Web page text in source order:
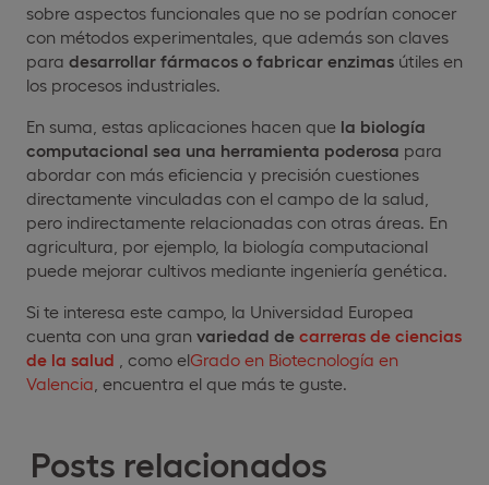
Posts relacionados
sobre aspectos funcionales que no se podrían conocer
con métodos experimentales, que además son claves
para desarrollar fármacos o fabricar enzimas útiles en
los procesos industriales.
En suma, estas aplicaciones hacen que la biología
computacional sea una herramienta poderosa para
abordar con más eficiencia y precisión cuestiones
directamente vinculadas con el campo de la salud,
pero indirectamente relacionadas con otras áreas. En
agricultura, por ejemplo, la biología computacional
puede mejorar cultivos mediante ingeniería genética.
Si te interesa este campo, la Universidad Europea
cuenta con una gran variedad de carreras de ciencias
de la salud , como elGrado en Biotecnología en
Valencia , encuentra el que más te guste.